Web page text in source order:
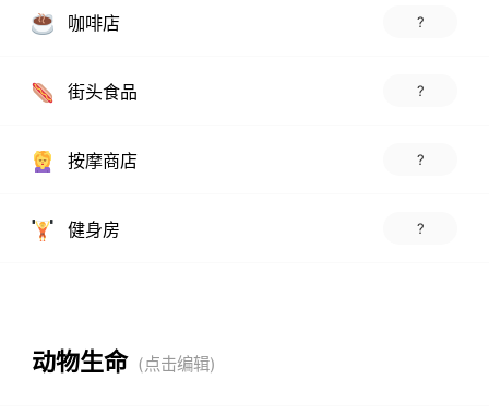
咖啡店 ?
街头食品 ?
按摩商店 ?
健身房 ?
动物生命